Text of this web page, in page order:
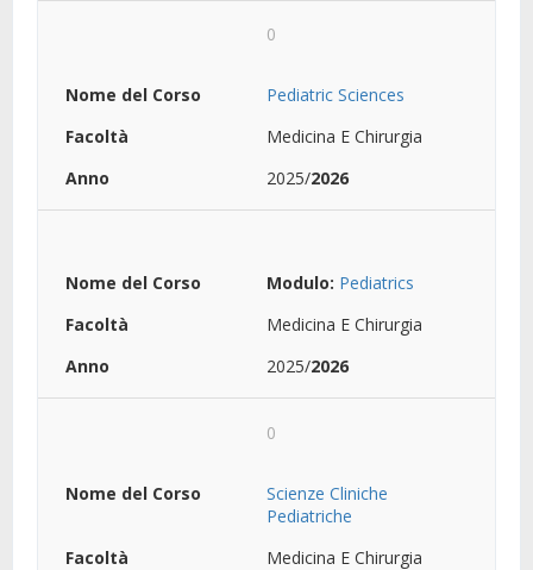
0
Pediatric Sciences
Medicina E Chirurgia
2025/2026
Modulo: Pediatrics
Medicina E Chirurgia
2025/2026
0
Scienze Cliniche
Pediatriche
Medicina E Chirurgia